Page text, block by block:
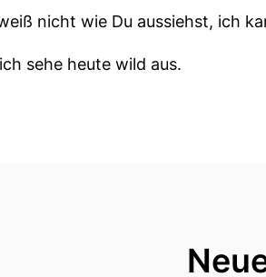
nicht wie Du aussiehst, ich
sehe heute wild aus.